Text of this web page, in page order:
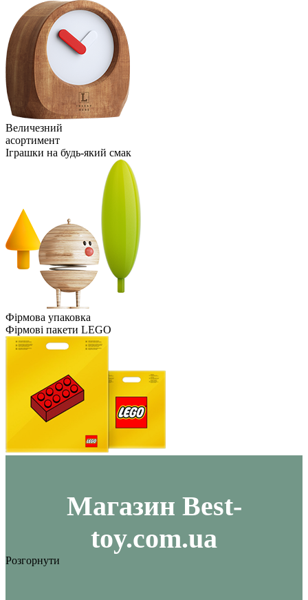
Величезний
асортимент
Іграшки на будь-який смак
Фірмова упаковка
Фірмові пакети LEGO
Maгазин Best-
toy.com.ua
Розгорнути